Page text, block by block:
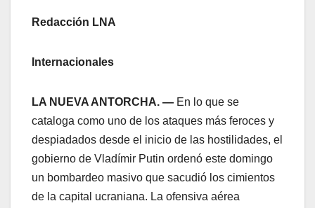
Redacción LNA
Internacionales
LA NUEVA ANTORCHA. — En lo que se
cataloga como uno de los ataques más feroces y
despiadados desde el inicio de las hostilidades, el
gobierno de Vladímir Putin ordenó este domingo
un bombardeo masivo que sacudió los cimientos
de la capital ucraniana. La ofensiva aérea